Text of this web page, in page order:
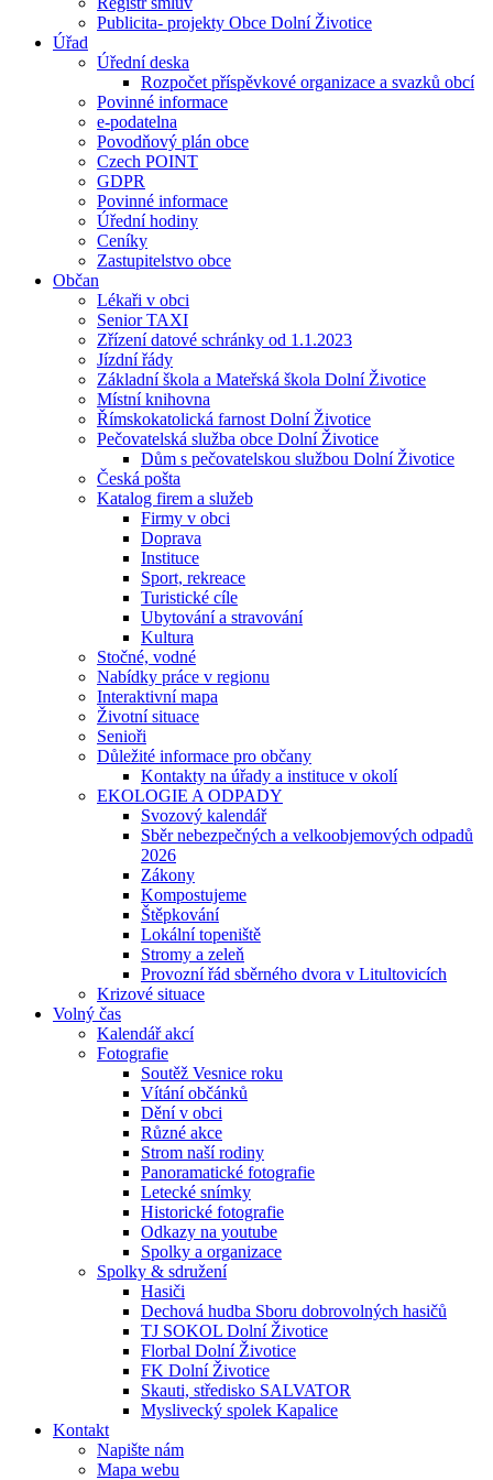
Publicita- projekty Obce Dolní Životice
Úřad
Úřední deska
Rozpočet příspěvkové organizace a svazků obcí
Povinné informace
e-podatelna
Povodňový plán obce
Czech POINT
GDPR
Povinné informace
Úřední hodiny
Ceníky
Zastupitelstvo obce
Občan
Lékaři v obci
Senior TAXI
Zřízení datové schránky od 1.1.2023
Jízdní řády
Základní škola a Mateřská škola Dolní Životice
Místní knihovna
Římskokatolická farnost Dolní Životice
Pečovatelská služba obce Dolní Životice
Dům s pečovatelskou službou Dolní Životice
Česká pošta
Katalog firem a služeb
Firmy v obci
Doprava
Instituce
Sport, rekreace
Turistické cíle
Ubytování a stravování
Kultura
Stočné, vodné
Nabídky práce v regionu
Interaktivní mapa
Životní situace
Senioři
Důležité informace pro občany
Kontakty na úřady a instituce v okolí
EKOLOGIE A ODPADY
Svozový kalendář
Sběr nebezpečných a velkoobjemových odpadů
2026
Zákony
Kompostujeme
Štěpkování
Lokální topeniště
Stromy a zeleň
Provozní řád sběrného dvora v Litultovicích
Krizové situace
Volný čas
Kalendář akcí
Fotografie
Soutěž Vesnice roku
Vítání občánků
Dění v obci
Různé akce
Strom naší rodiny
Panoramatické fotografie
Letecké snímky
Historické fotografie
Odkazy na youtube
Spolky a organizace
Spolky & sdružení
Hasiči
Dechová hudba Sboru dobrovolných hasičů
TJ SOKOL Dolní Životice
Florbal Dolní Životice
FK Dolní Životice
Skauti, středisko SALVATOR
Myslivecký spolek Kapalice
Kontakt
Napište nám
Mapa webu